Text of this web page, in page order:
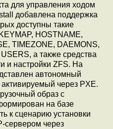
для управления ходом
добавлена поддержка
доступны такие
HOSTNAME,
TIMEZONE, DAEMONS,
а также средства
и настройки ZFS. На
автономный
через PXE.
образ с
на базе
к сценарию установки
сервером через